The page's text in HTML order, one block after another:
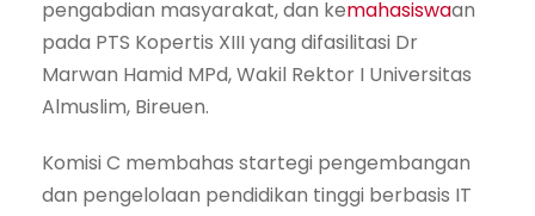
pengabdian masyarakat, dan kemahasiswaan
pada PTS Kopertis XIII yang difasilitasi Dr
Marwan Hamid MPd, Wakil Rektor I Universitas
Almuslim, Bireuen.
Komisi C membahas startegi pengembangan
dan pengelolaan pendidikan tinggi berbasis IT